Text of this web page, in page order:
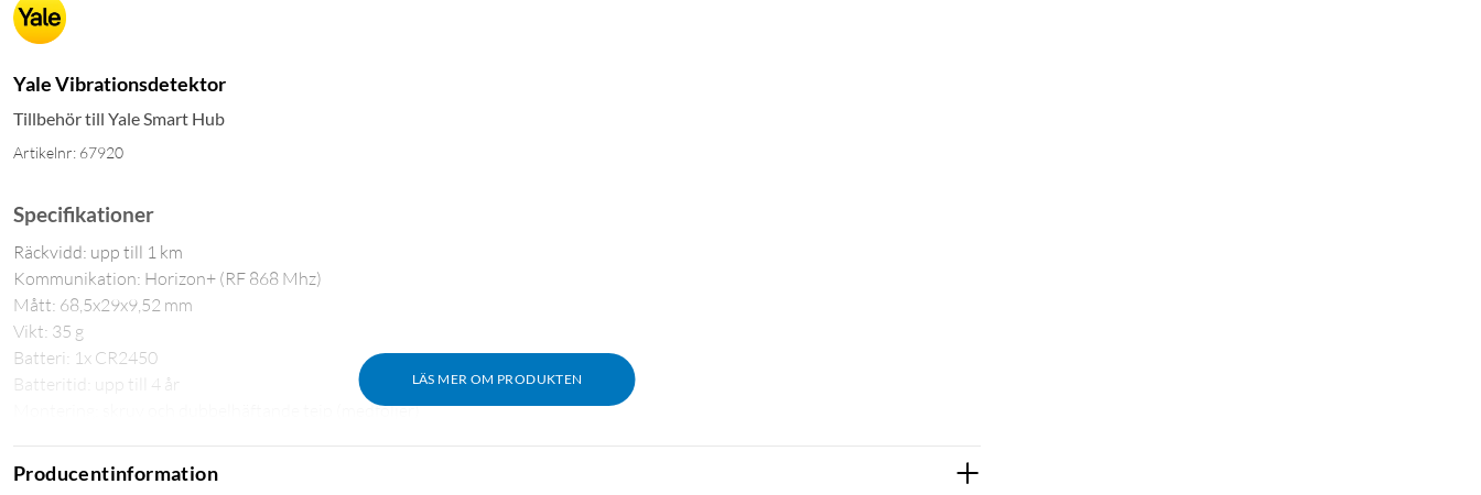
Yale Vibrationsdetektor
Tillbehör till Yale Smart Hub
Artikelnr: 67920
LÄS MER OM PRODUKTEN
Specifikationer
Räckvidd: upp till 1 km
Kommunikation: Horizon+ (RF 868 Mhz)
Mått: 68,5x29x9,52 mm
Vikt: 35 g
Batteri: 1x CR2450
Batteritid: upp till 4 år
Montering: skruv och dubbelhäftande tejp (medföljer)
Producentinformation